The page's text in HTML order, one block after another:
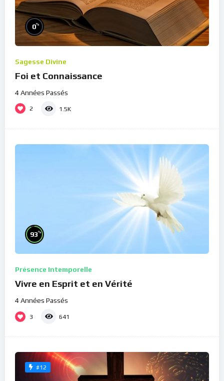
0%
Sagesse Divine
Foi et Connaissance
4 Années Passés
2 1.5K
93%
Présence Intemporelle
Vivre en Esprit et en Vérité
4 Années Passés
3 641
#12